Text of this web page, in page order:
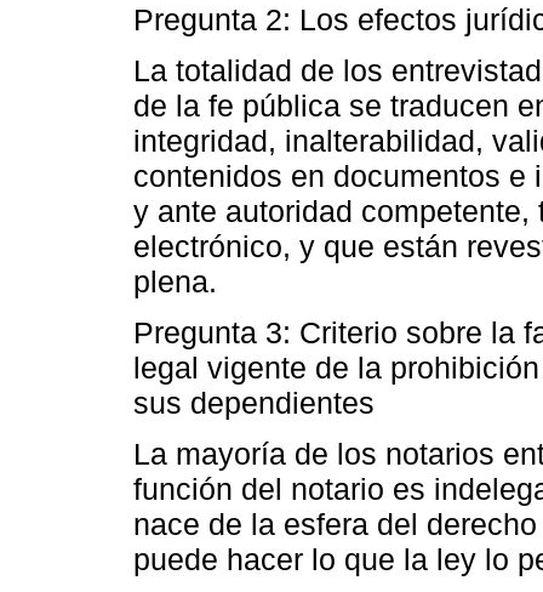
Pregunta 2: Los efectos
La totalidad de los
de la fe pública se traducen
integridad, inalterabilidad,
contenidos en documentos e
y ante autoridad
electrónico, y que están
plena.
Pregunta 3: Criterio sobre la
legal vigente de la
sus dependientes
La mayoría de los notarios
función del notario es
nace de la esfera del
puede hacer lo que la ley lo